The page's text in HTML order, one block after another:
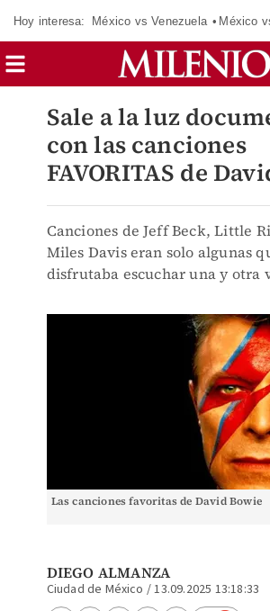
Hoy interesa: México vs Venezuela México
Sale a la luz
con las canciones
FAVORITAS de
Canciones de Jeff Beck, Little
Miles Davis eran solo algunas
disfrutaba escuchar una y otra
Las canciones favoritas de David Bowie
DIEGO ALMANZA
Ciudad de México /13.09.2025 13:18:33